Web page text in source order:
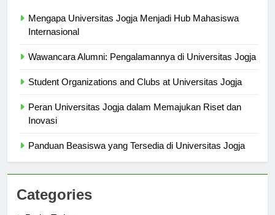
Mengapa Universitas Jogja Menjadi Hub Mahasiswa
Peran Universitas Jogja dalam Memajukan Riset dan
Categories